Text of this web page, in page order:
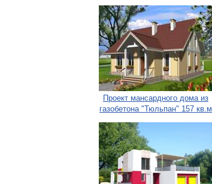
Проект мансардного дома из
газобетона "Тюльпан" 157 кв.м